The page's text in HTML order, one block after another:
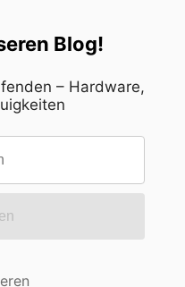
Blog!
– Hardware,